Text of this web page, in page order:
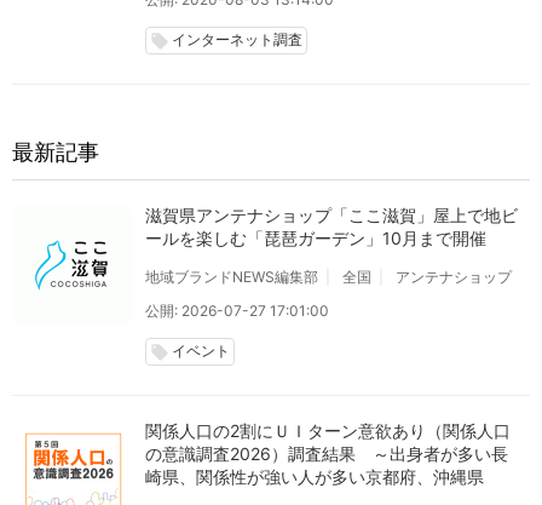
local_offer インターネット調査
最新記事
滋賀県アンテナショップ「ここ滋賀」屋上で地ビ
ールを楽しむ「琵琶ガーデン」10月まで開催
地域ブランドNEWS編集部 全国
アンテナショップ
公開: 2026-07-27 17:01:00
local_offer イベント
関係人口の2割にＵＩターン意欲あり（関係人口
の意識調査2026）調査結果 ～出身者が多い長
崎県、関係性が強い人が多い京都府、沖縄県